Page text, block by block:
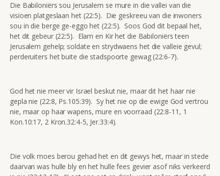
Die Babiloniërs sou Jerusalem se mure in die vallei van die
visioen platgeslaan het (22:5). Die geskreeu van die inwoners
sou in die berge ge-eggo het (22:5). Soos God dit bepaal het,
het dit gebeur (22:5). Elam en Kir het die Babiloniërs teen
Jerusalem gehelp; soldate en strydwaens het die valleie gevul;
perderuiters het buite die stadspoorte gewag (22:6-7).
God het nie meer vir Israel beskut nie, maar dit het haar nie
gepla nie (22:8, Ps.105:39). Sy het nie op die ewige God vertrou
nie, maar op haar wapens, mure en voorraad (22:8-11, 1
Kon.10:17, 2 Kron.32:4-5, Jer.33:4).
Die volk moes berou gehad het en dit gewys het, maar in stede
daarvan was hulle bly en het hulle fees gevier asof niks verkeerd